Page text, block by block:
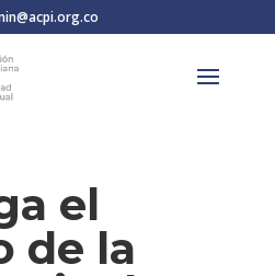
el
de la